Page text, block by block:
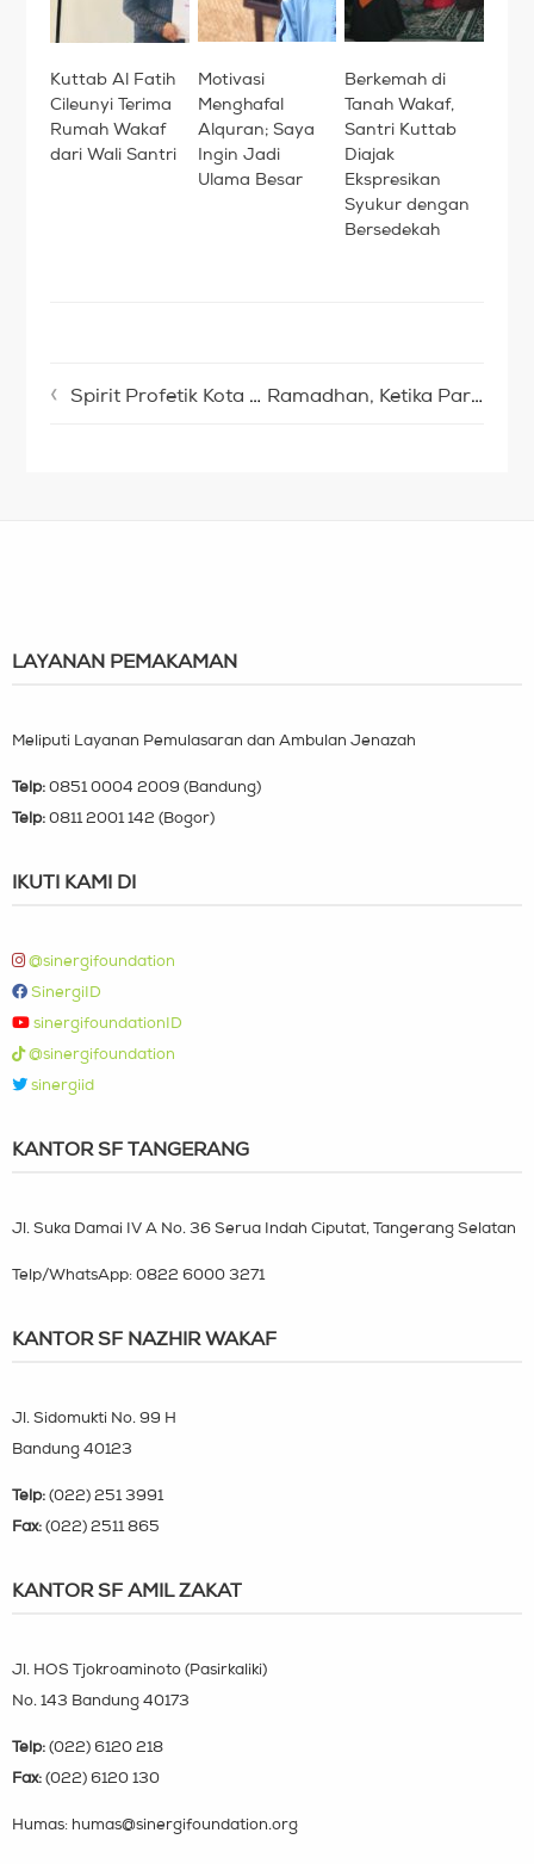
Kuttab Al Fatih
Cileunyi Terima
Rumah Wakaf
dari Wali Santri
Motivasi
Menghafal
Alquran; Saya
Ingin Jadi
Ulama Besar
Berkemah di
Tanah Wakaf,
Santri Kuttab
Diajak
Ekspresikan
Syukur dengan
Bersedekah
Spirit Profetik Kota Madinah Ramadhan, Ketika Para Sahabat Rasulullah ‘Move On’
LAYANAN PEMAKAMAN
Meliputi Layanan Pemulasaran dan Ambulan Jenazah
Telp: 0851 0004 2009 (Bandung)
Telp: 0811 2001 142 (Bogor)
IKUTI KAMI DI
@sinergifoundation
SinergiID
sinergifoundationID
@sinergifoundation
sinergiid
KANTOR SF TANGERANG
Jl. Suka Damai IV A No. 36 Serua Indah Ciputat, Tangerang Selatan
Telp/WhatsApp: 0822 6000 3271
KANTOR SF NAZHIR WAKAF
Jl. Sidomukti No. 99 H
Bandung 40123
Telp: (022) 251 3991
Fax: (022) 2511 865
KANTOR SF AMIL ZAKAT
Jl. HOS Tjokroaminoto (Pasirkaliki)
No. 143 Bandung 40173
Telp: (022) 6120 218
Fax: (022) 6120 130
Humas: humas@sinergifoundation.org